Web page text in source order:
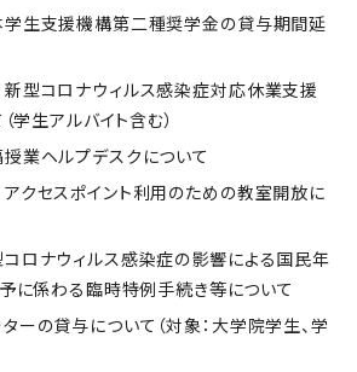
生支援機構第二種奨学金の貸与期間延
型コロナウィルス感染症対応休業支援
学生アルバイト含む）
ヘルプデスクについて
セスポイント利用のための教室開放に
ナウィルス感染症の影響による国民年
に係わる臨時特例手続き等について
の貸与について（対象：大学院学生、学